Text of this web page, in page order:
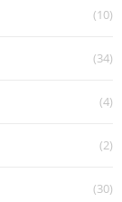
(10)
(34)
(4)
(2)
(30)